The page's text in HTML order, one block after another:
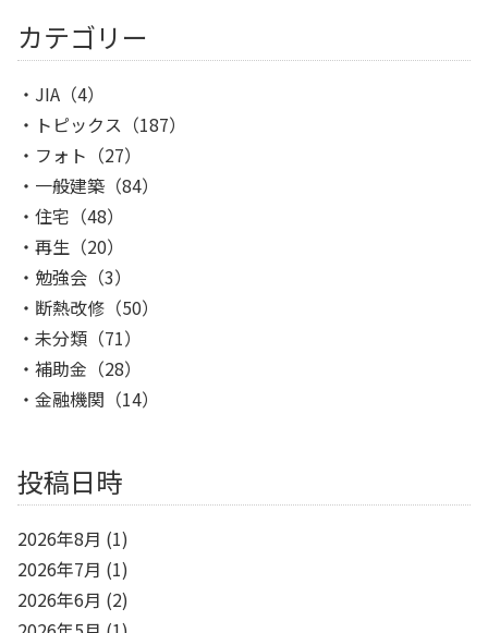
カテゴリー
JIA （4）
トピックス （187）
フォト （27）
一般建築 （84）
住宅 （48）
再生 （20）
勉強会 （3）
断熱改修 （50）
未分類 （71）
補助金 （28）
金融機関 （14）
投稿日時
2026年8月 (1)
2026年7月 (1)
2026年6月 (2)